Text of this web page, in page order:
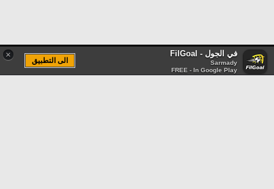
× في الجول - FilGoal
Sarmady
FREE - In Google Play
الى التطبيق